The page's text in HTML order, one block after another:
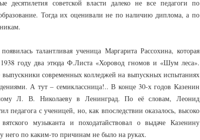
советской власти далеко не все педагоги по
Тогда их оценивали не по наличию диплома, а по
талантливая ученица Маргарита Рассохина, которая
году два этюда Ф.Листа «Хоровод гномов и «Шум леса».
современных колледжей на выпускных испытаниях
А тут – семиклассница!.. В конце 30-х годов Казенин
Л. В. Николаеву в Ленинград. По её словам, Леонид
педагога с ученицей, но, как впоследствии оказалось, высоко
вятского музыканта и походатайствовал о выдаче Казенину
него по каким-то причинам не было на руках.